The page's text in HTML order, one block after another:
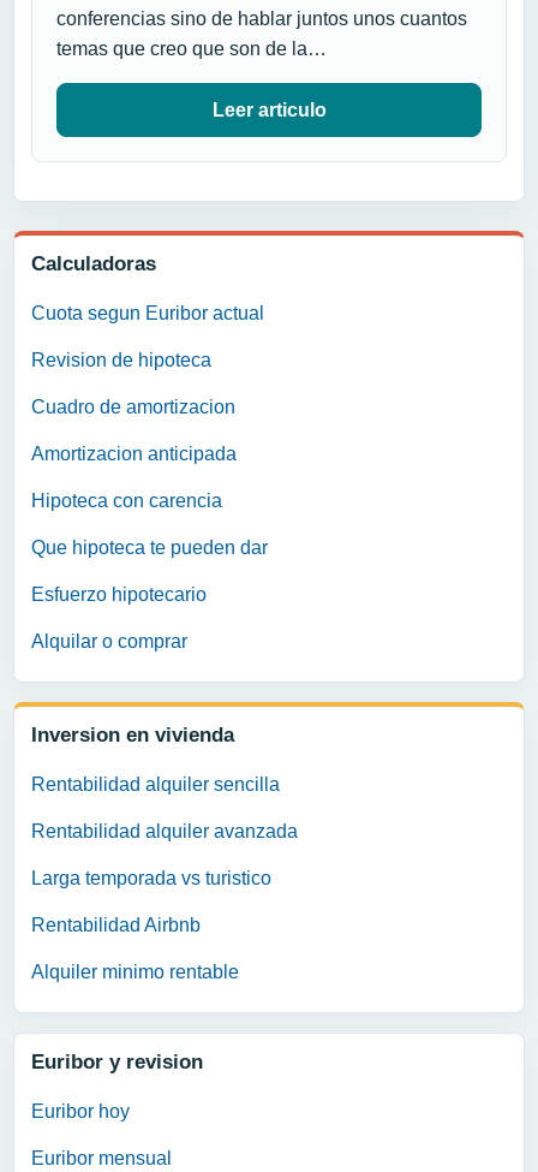
Calculadoras
Cuota segun Euribor actual
Revision de hipoteca
Cuadro de amortizacion
Amortizacion anticipada
Hipoteca con carencia
Que hipoteca te pueden dar
Esfuerzo hipotecario
Alquilar o comprar
Inversion en vivienda
Rentabilidad alquiler sencilla
Rentabilidad alquiler avanzada
Larga temporada vs turistico
Rentabilidad Airbnb
Alquiler minimo rentable
Euribor y revision
Euribor hoy
Euribor mensual
conferencias sino de hablar juntos unos cuantos
temas que creo que son de la…
Leer articulo